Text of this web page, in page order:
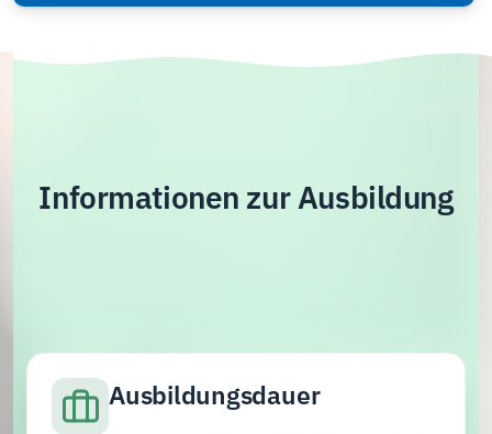
Informationen zur Ausbildung
Ausbildungsdauer